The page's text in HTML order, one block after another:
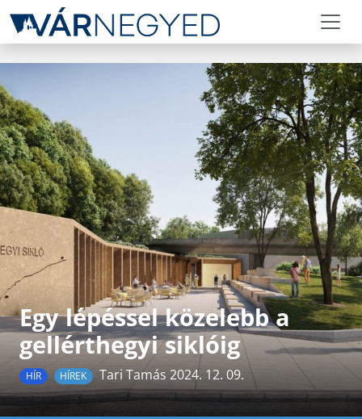
Egy lépéssel közelebb a
gellérthegyi siklóig
HÍR HÍREK Tari Tamás 2024. 12. 09.